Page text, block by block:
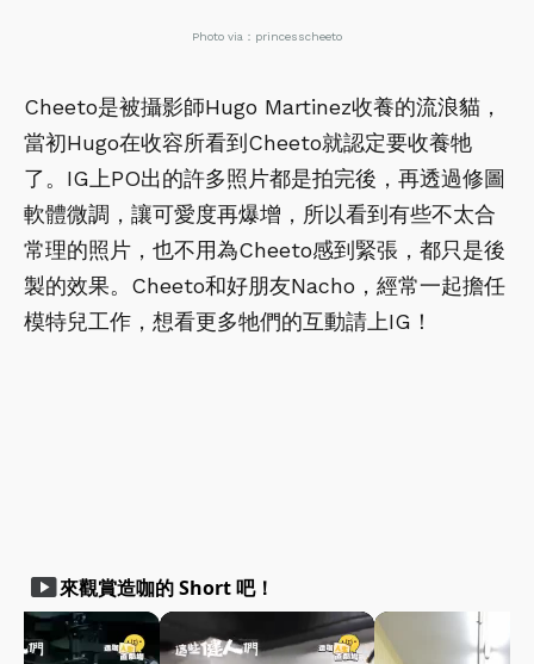
Photo via：princesscheeto
Cheeto是被攝影師Hugo Martinez收養的流浪貓，
當初Hugo在收容所看到Cheeto就認定要收養牠
了。IG上PO出的許多照片都是拍完後，再透過修圖
軟體微調，讓可愛度再爆增，所以看到有些不太合
常理的照片，也不用為Cheeto感到緊張，都只是後
製的效果。Cheeto和好朋友Nacho，經常一起擔任
模特兒工作，想看更多牠們的互動請上IG！
smart_display來觀賞造咖的 Short 吧！